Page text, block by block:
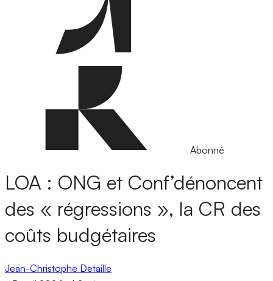
Abonné
LOA : ONG et Conf’dénoncent
des « régressions », la CR des
coûts budgétaires
Jean-Christophe Detaille